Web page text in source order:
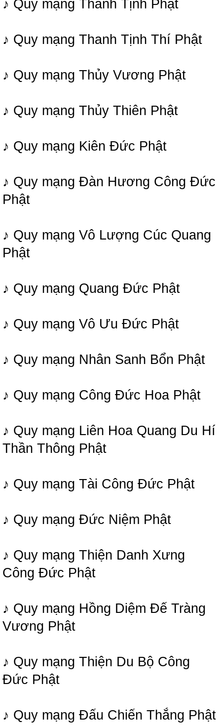
♪ Quy mạng Thanh Tịnh Phật
♪ Quy mạng Thanh Tịnh Thí Phật
♪ Quy mạng Thủy Vương Phật
♪ Quy mạng Thủy Thiên Phật
♪ Quy mạng Kiên Đức Phật
♪ Quy mạng Đàn Hương Công Đức
Phật
♪ Quy mạng Vô Lượng Cúc Quang
Phật
♪ Quy mạng Quang Đức Phật
♪ Quy mạng Vô Ưu Đức Phật
♪ Quy mạng Nhân Sanh Bổn Phật
♪ Quy mạng Công Đức Hoa Phật
♪ Quy mạng Liên Hoa Quang Du Hí
Thần Thông Phật
♪ Quy mạng Tài Công Đức Phật
♪ Quy mạng Đức Niệm Phật
♪ Quy mạng Thiện Danh Xưng
Công Đức Phật
♪ Quy mạng Hồng Diệm Đế Tràng
Vương Phật
♪ Quy mạng Thiện Du Bộ Công
Đức Phật
♪ Quy mạng Đấu Chiến Thắng Phật